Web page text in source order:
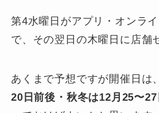
第4水曜日がアプリ・オンラ
で、その翌日の木曜日に店舗
あくまで予想ですが開催日は
20日前後・秋冬は12月25〜